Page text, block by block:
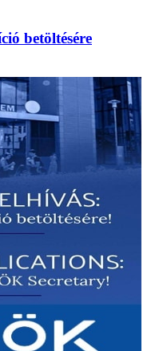
betöltésére